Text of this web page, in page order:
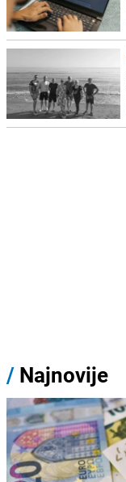
/ Najnovije